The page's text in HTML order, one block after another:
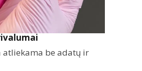
atliekama be adatų ir